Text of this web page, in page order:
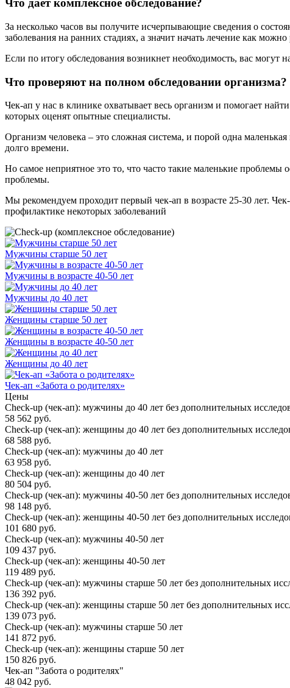
Что дает комплексное обследование?
За несколько часов вы получите исчерпывающие сведения о
заболевания на ранних стадиях, а значит начать лечение как
Если по итогу обследования возникнет необходимость, вас могут
Что проверяют на полном обследовании организма?
Чек-ап у нас в клинике охватывает весь организм и помогает
которых оценят опытные специалисты.
Организм человека – это сложная система, и порой одна
долго времени.
Но самое неприятное это то, что часто такие маленькие
проблемы.
Мы рекомендуем проходит первый чек-ап в возрасте 25-30 лет.
профилактике некоторых заболеваний
Мужчины старше 50 лет
Мужчины в возрасте 40-50 лет
Мужчины до 40 лет
Женщины старше 50 лет
Женщины в возрасте 40-50 лет
Женщины до 40 лет
Чек-ап «Забота о родителях»
Цены
Check-up (чек-ап): мужчины до 40 лет без дополнительных
58 562 руб.
Check-up (чек-ап): женщины до 40 лет без дополнительных
68 588 руб.
Check-up (чек-ап): мужчины до 40 лет
63 958 руб.
Check-up (чек-ап): женщины до 40 лет
80 504 руб.
Check-up (чек-ап): мужчины 40-50 лет без дополнительных
98 148 руб.
Check-up (чек-ап): женщины 40-50 лет без дополнительных
101 680 руб.
Check-up (чек-ап): мужчины 40-50 лет
109 437 руб.
Check-up (чек-ап): женщины 40-50 лет
119 489 руб.
Check-up (чек-ап): мужчины старше 50 лет без дополнительных
136 392 руб.
Check-up (чек-ап): женщины старше 50 лет без дополнительных
139 073 руб.
Check-up (чек-ап): мужчины старше 50 лет
141 872 руб.
Check-up (чек-ап): женщины старше 50 лет
150 826 руб.
Чек-ап "Забота о родителях"
48 042 руб.